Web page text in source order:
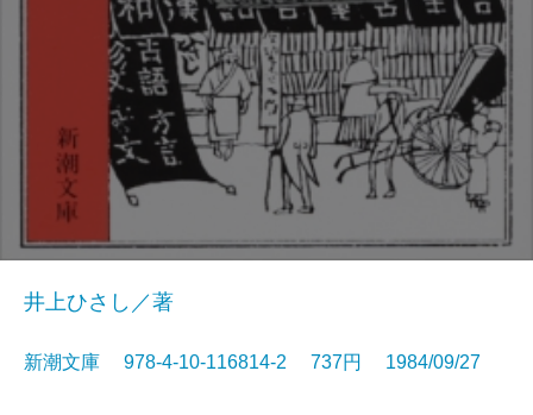
井上ひさし／著
新潮文庫 978-4-10-116814-2 737円 1984/09/27